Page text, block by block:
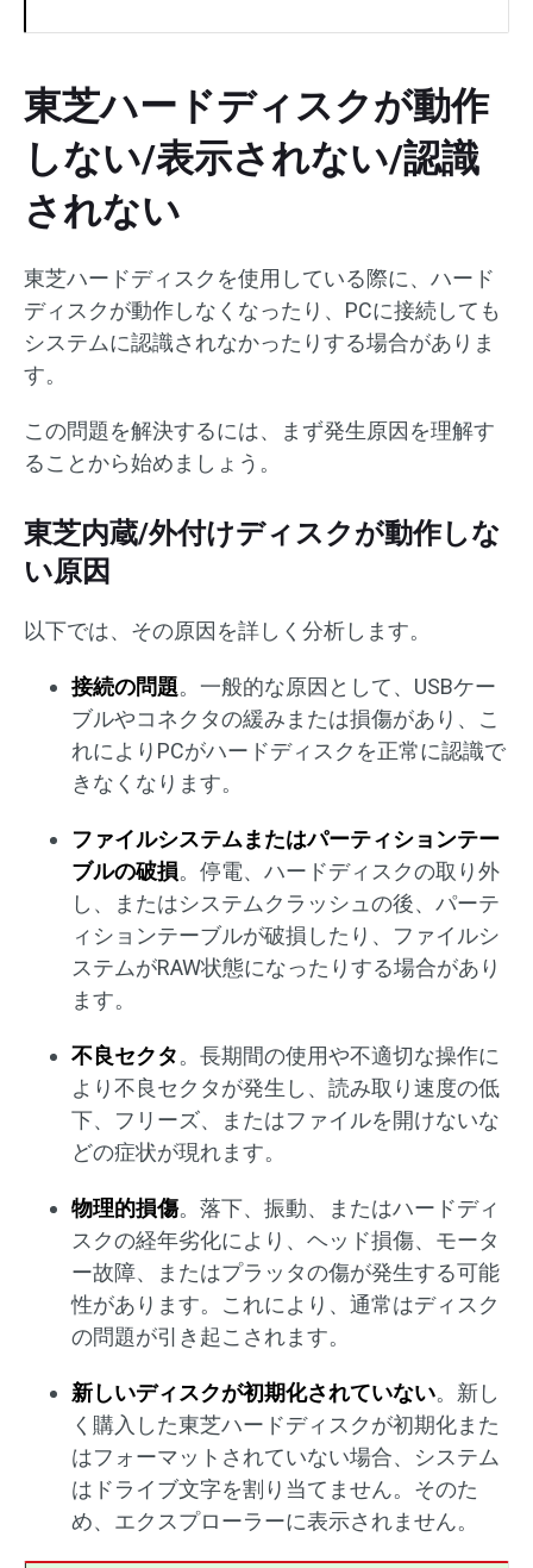
東芝ハードディスクが動作
しない/表示されない/認識
されない
東芝ハードディスクを使用している際に、ハード
ディスクが動作しなくなったり、PCに接続しても
システムに認識されなかったりする場合がありま
す。
この問題を解決するには、まず発生原因を理解す
ることから始めましょう。
東芝内蔵/外付けディスクが動作しな
い原因
以下では、その原因を詳しく分析します。
接続の問題。一般的な原因として、USBケー
ブルやコネクタの緩みまたは損傷があり、こ
れによりPCがハードディスクを正常に認識で
きなくなります。
ファイルシステムまたはパーティションテー
ブルの破損。停電、ハードディスクの取り外
し、またはシステムクラッシュの後、パーテ
ィションテーブルが破損したり、ファイルシ
ステムがRAW状態になったりする場合があり
ます。
不良セクタ。長期間の使用や不適切な操作に
より不良セクタが発生し、読み取り速度の低
下、フリーズ、またはファイルを開けないな
どの症状が現れます。
物理的損傷。落下、振動、またはハードディ
スクの経年劣化により、ヘッド損傷、モータ
ー故障、またはプラッタの傷が発生する可能
性があります。これにより、通常はディスク
の問題が引き起こされます。
新しいディスクが初期化されていない。新し
く購入した東芝ハードディスクが初期化また
はフォーマットされていない場合、システム
はドライブ文字を割り当てません。そのた
め、エクスプローラーに表示されません。